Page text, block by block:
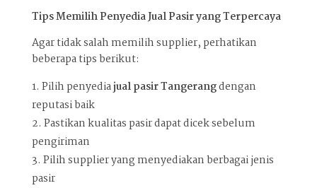
Tips Memilih Penyedia Jual Pasir yang Terpercaya
Agar tidak salah memilih supplier, perhatikan
beberapa tips berikut:
Pilih penyediajual pasir Tangerangdengan
reputasi baik
Pastikan kualitas pasir dapat dicek sebelum
pengiriman
Pilih supplier yang menyediakan berbagai jenis
pasir